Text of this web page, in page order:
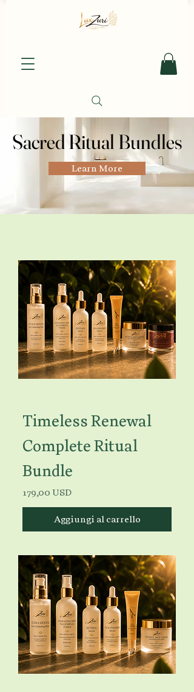
Sacred Ritual Bundles
Sacred Ritual Bundles
Learn More
Timeless Renewal
Complete Ritual
Bundle
Prezzo
179,00 USD
Aggiungi al carrello